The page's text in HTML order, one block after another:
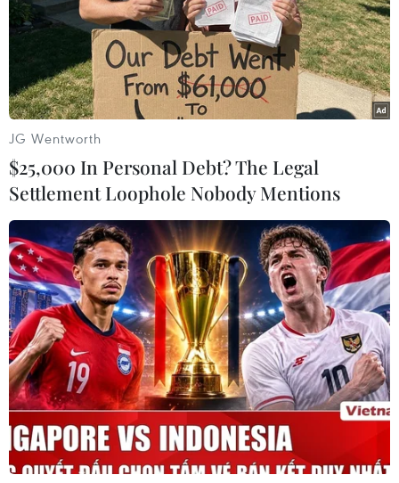
#Thổ Nhĩ Kỳ #Sudan
#Trung gian hòa giải
#Bộ Ngoại giao Ấn Độ
#Tiến trình hòa đàm
Sudan
Thổ Nhĩ Kỳ
Theo dõi VietnamPlus
JG Wentworth
$25,000 In Personal Debt? The Legal
Settlement Loophole Nobody Mentions